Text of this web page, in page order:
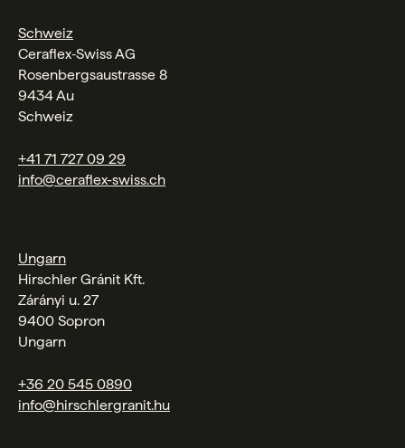
Schweiz
Ceraflex‑Swiss AG
Rosenbergsaustrasse 8
9434 Au
Schweiz
+41 71 727 09 29
info@ceraflex-swiss.ch
Ungarn
Hirschler Gránit Kft.
Zárányi u. 27
9400 Sopron
Ungarn
+36 20 545 0890
info@hirschlergranit.hu